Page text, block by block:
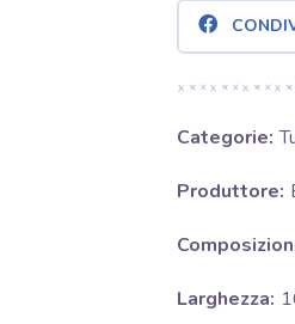
Categorie:
Produttore:
Larghezza: